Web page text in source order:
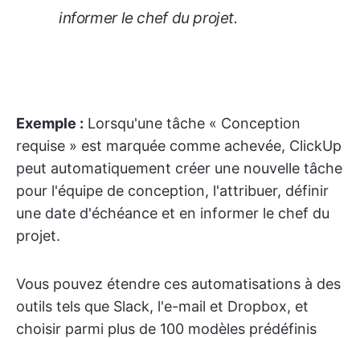
informer le chef du projet.
Exemple : Lorsqu'une tâche « Conception
requise » est marquée comme achevée, ClickUp
peut automatiquement créer une nouvelle tâche
pour l'équipe de conception, l'attribuer, définir
une date d'échéance et en informer le chef du
projet.
Vous pouvez étendre ces automatisations à des
outils tels que Slack, l'e-mail et Dropbox, et
choisir parmi plus de 100 modèles prédéfinis